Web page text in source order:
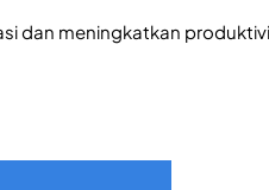
dan meningkatkan